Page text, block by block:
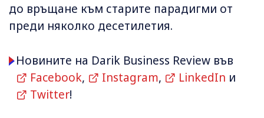
до връщане към старите парадигми от
преди няколко десетилетия.
Новините на Darik Business Review във
Facebook, Instagram, LinkedIn и
Twitter!